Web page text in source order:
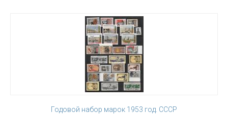
Годовой набор марок 1953 год. СССР